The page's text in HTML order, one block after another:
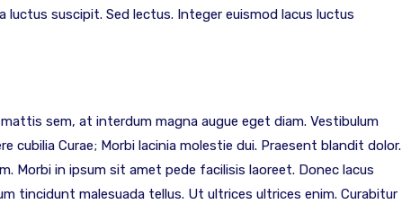
luctus suscipit. Sed lectus. Integer euismod lacus luctus
sem, at interdum magna augue eget diam. Vestibulum
cubilia Curae; Morbi lacinia molestie dui. Praesent blandit dolor.
Morbi in ipsum sit amet pede facilisis laoreet. Donec lacus
tincidunt malesuada tellus. Ut ultrices ultrices enim. Curabitur